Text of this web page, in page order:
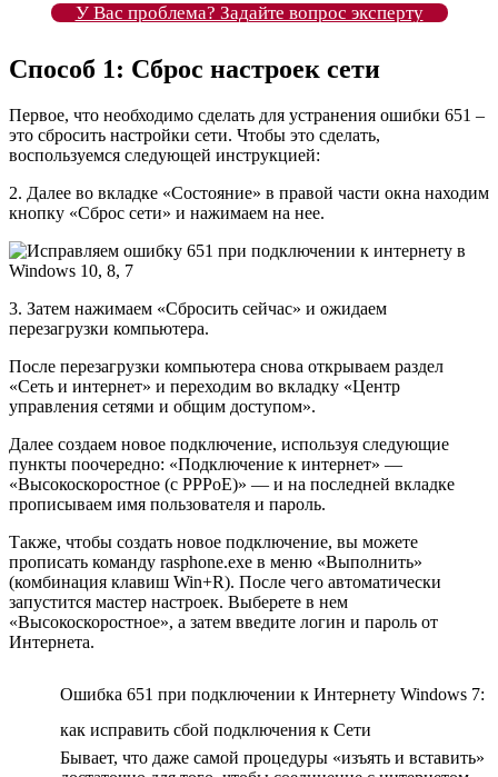
У Вас проблема? Задайте вопрос эксперту
Способ 1: Сброс настроек сети
Первое, что необходимо сделать для устранения ошибки 651 –
это сбросить настройки сети. Чтобы это сделать,
воспользуемся следующей инструкцией:
2. Далее во вкладке «Состояние» в правой части окна находим
кнопку «Сброс сети» и нажимаем на нее.
3. Затем нажимаем «Сбросить сейчас» и ожидаем
перезагрузки компьютера.
После перезагрузки компьютера снова открываем раздел
«Сеть и интернет» и переходим во вкладку «Центр
управления сетями и общим доступом».
Далее создаем новое подключение, используя следующие
пункты поочередно: «Подключение к интернет» —
«Высокоскоростное (с PPPoE)» — и на последней вкладке
прописываем имя пользователя и пароль.
Также, чтобы создать новое подключение, вы можете
прописать команду rasphone.exe в меню «Выполнить»
(комбинация клавиш Win+R). После чего автоматически
запустится мастер настроек. Выберете в нем
«Высокоскоростное», а затем введите логин и пароль от
Интернета.
Ошибка 651 при подключении к Интернету Windows 7:
как исправить сбой подключения к Сети
Бывает, что даже самой процедуры «изъять и вставить»